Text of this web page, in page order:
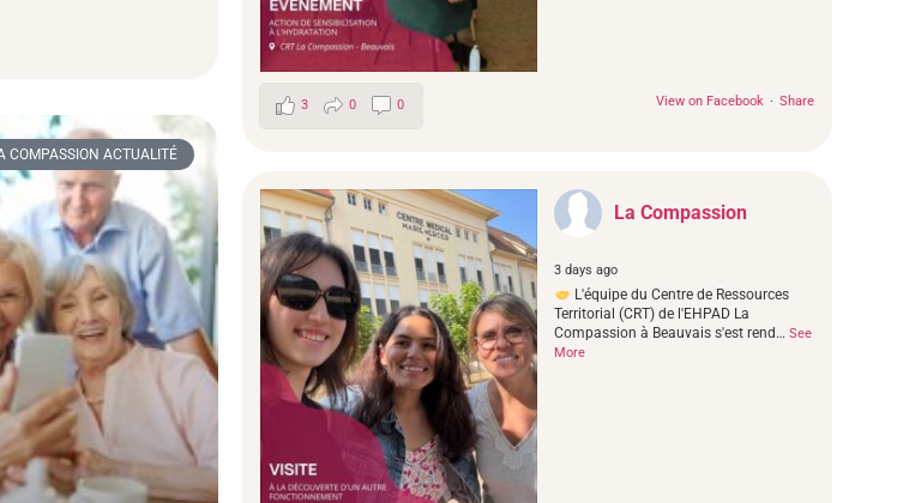
COMPASSION ACTUALITÉ
View on Facebook · Share
3 0 0
La Compassion
3 days ago
L'équipe du Centre de Ressources
Territorial (CRT) de l'EHPAD La
Compassion à Beauvais s'est rend … See
More